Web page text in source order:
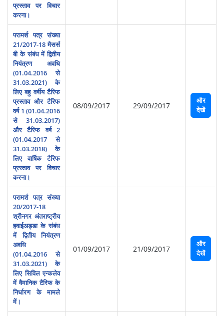
प्रस्‍ताव पर विचार
करना।
परामर्श पत्र संख्या
21/2017-18 मैसर्स
बी के संबंध में द्वितीय
नियंत्रण अवधि
(01.04.2016 से
31.03.2021) के
लिए बहु वर्षीय टैरिफ
प्रस्‍ताव और टैरिफ
वर्ष 1 (01.04.2016
से 31.03.2017)
और टैरिफ वर्ष 2
(01.04.2017 से
31.03.2018) के
लिए वार्षिक टैरिफ
प्रस्‍ताव पर विचार
करना।
08/09/2017 29/09/2017
और
देखें
परामर्श पत्र संख्‍या
20/2017-18
श्रीनगर अंतराष्‍ट्रीय
हवाईअड्डा के संबंध
में द्वितीय नियंत्रण
अवधि
(01.04.2016 से
31.03.2021) के
लिए सिविल एन्‍कलेव
में वैमानिक टैरिफ के
निर्धारण के मामले
में।
01/09/2017 21/09/2017
और
देखें